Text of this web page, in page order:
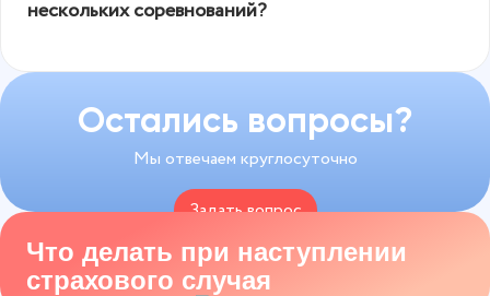
сумме 250 000 рублей, выплата за среднюю
суммы 50 000 рублей, выплата при средней
травме будет 2 500 рублей. В случае трагических
событий, которые, к сожалению, случаются,
компенсацию получат родственники
застрахованного.
Также вы можете подключить опцию онлайн-
доступны 24/7 — без записи и очередей.
минуту вонлайн-калькуляторе.
нескольких соревнований?
одного, нескольких дней и до года, и участвуйте
в любых соревнованиях в этот период.
Остались вопросы?
Мы отвечаем круглосуточно
Задать вопрос
8 800 775-53-82
Что делать при наступлении
страхового случая